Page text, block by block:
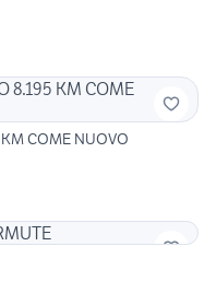
HONDA SH 150 i ABS 2019 SOLO 8.195 KM COME NUOVO